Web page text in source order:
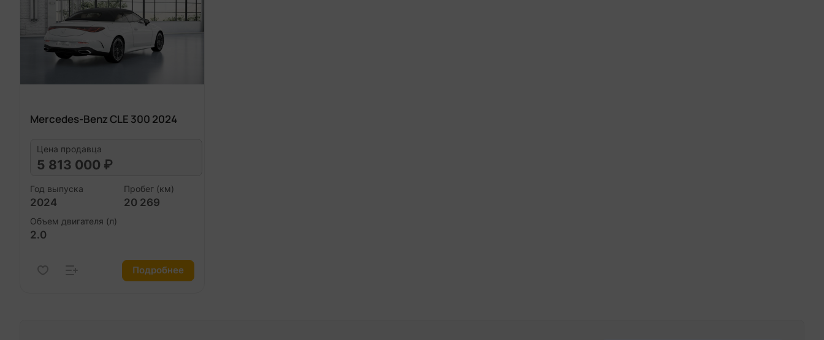
Mercedes-Benz CLE 300 2024
Цена продавца
5 813 000 ₽
Год выпуска
2024
Пробег (км)
20 269
Объем двигателя (л)
2.0
Подробнее